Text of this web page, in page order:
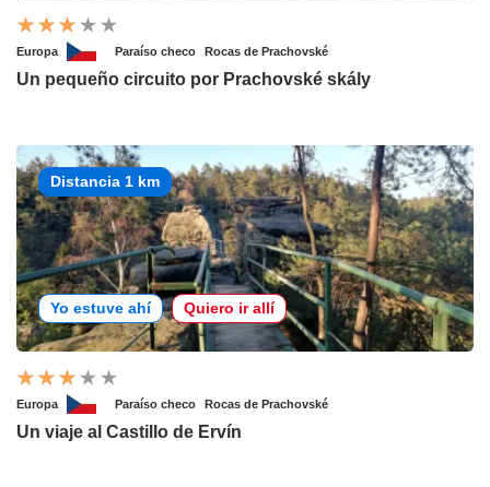
Europa Paraíso checo Rocas de Prachovské
Un pequeño circuito por Prachovské skály
Distancia 1 km
Yo estuve ahí Quiero ir allí
Europa Paraíso checo Rocas de Prachovské
Un viaje al Castillo de Ervín